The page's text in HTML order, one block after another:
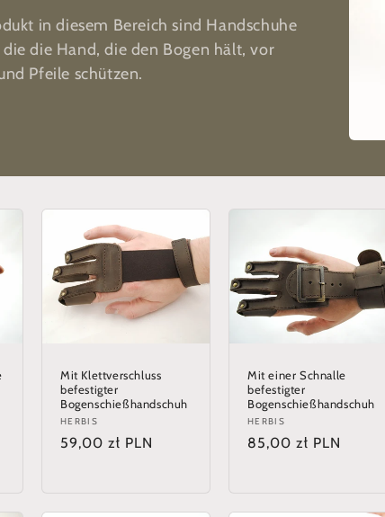
in diesem Bereich sind Handschuhe
die Hand, die den Bogen hält, vor
Pfeile schützen.
Mit Klettverschluss
befestigter
Bogenschießhandschuh
Anbieter:
HERBIS
Normaler
59,00 zł PLN
Mit einer Schnalle
befestigter
Bogenschießhandschuh
Anbieter:
HERBIS
Normaler
85,00 zł PLN